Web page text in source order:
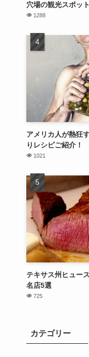
穴場の観光スポッ
1288
アメリカ人が熱狂
りレシピご紹介！
1021
テキサス州ヒュー
名店5選
725
カテゴリー